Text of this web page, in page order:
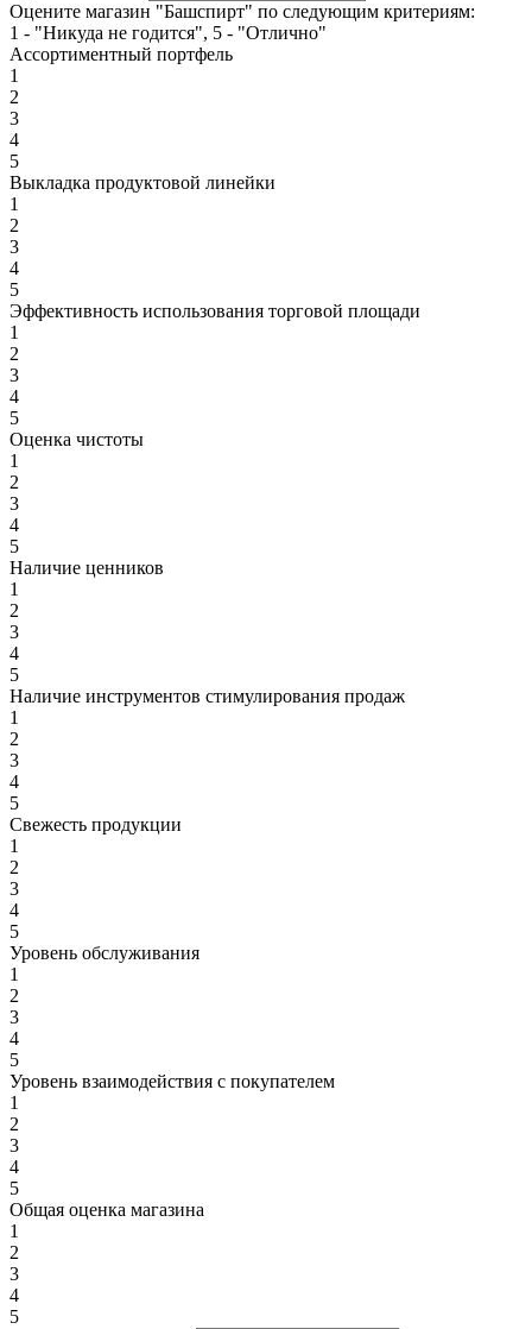
Оцените магазин "Башспирт" по следующим критериям:
1 - "Никуда не годится", 5 - "Отлично"
Ассортиментный портфель
1
2
3
4
5
Выкладка продуктовой линейки
1
2
3
4
5
Эффективность использования торговой площади
1
2
3
4
5
Оценка чистоты
1
2
3
4
5
Наличие ценников
1
2
3
4
5
Наличие инструментов стимулирования продаж
1
2
3
4
5
Свежесть продукции
1
2
3
4
5
Уровень обслуживания
1
2
3
4
5
Уровень взаимодействия с покупателем
1
2
3
4
5
Общая оценка магазина
1
2
3
4
5